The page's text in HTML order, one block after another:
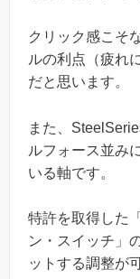
クリック感こそ
ルの利点（疲れ
だと思います。
また、
ルフォース並み
いる軸です。
特許を取得した
ン・スイッチ」
ットする調整が